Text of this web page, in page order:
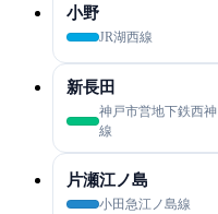
小野
JR湖西線
新長田
神戸市営地下鉄西神
線
片瀬江ノ島
小田急江ノ島線